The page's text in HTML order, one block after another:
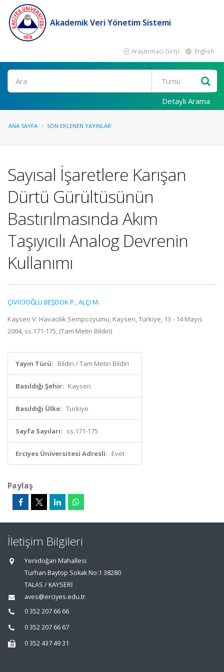
Akademik Veri Yönetim Sistemi
Araştırmacı Girişi English
Ara
Detaylı Arama
ANA SAYFA SON EKLENEN YAYINLAR
Sayısal İşaretlere Karışan
Dürtü Gürültüsünün
Bastırılmasında Akım
Taşıyıcılı Analog Devrenin
Kullanımı
ÇİVİCİOĞLU BEŞDOK P.,ALÇI M.
Kayseri V. Havacılık Sempozyumu, Kayseri, Türkiye, 13 - 14 Mayıs
2004, ss.171-175, (Tam Metin Bildiri)
Yayın Türü: Bildiri / Tam Metin Bildiri
Basıldığı Şehir: Kayseri
Basıldığı Ülke: Türkiye
Sayfa Sayıları: ss.171-175
Erciyes Üniversitesi Adresli: Evet
Paylaş
İletişim Bilgileri
Yenidoğan Mahallesi
Turhan Baytop Sokak No:1 38280
TALAS / KAYSERİ
aves@erciyes.edu.tr
0 352 207 66 66
0 352 207 66 67
0 352 437 49 31